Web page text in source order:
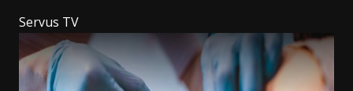
Servus TV